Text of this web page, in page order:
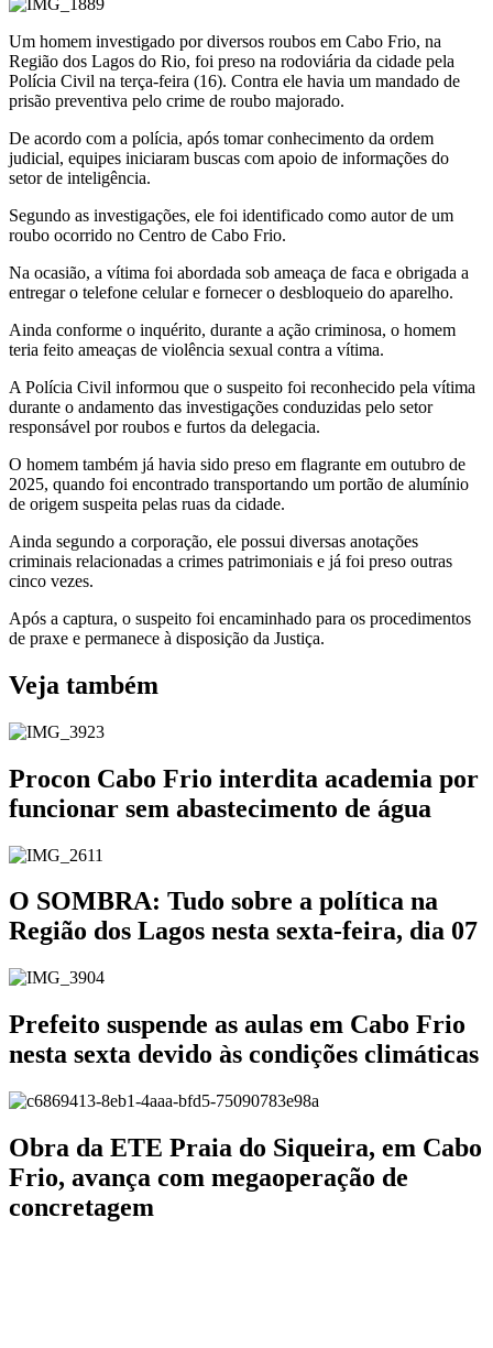
Um homem investigado por diversos roubos em Cabo Frio, na
Região dos Lagos do Rio, foi preso na rodoviária da cidade pela
Polícia Civil na terça-feira (16). Contra ele havia um mandado de
prisão preventiva pelo crime de roubo majorado.
De acordo com a polícia, após tomar conhecimento da ordem
judicial, equipes iniciaram buscas com apoio de informações do
setor de inteligência.
Segundo as investigações, ele foi identificado como autor de um
roubo ocorrido no Centro de Cabo Frio.
Na ocasião, a vítima foi abordada sob ameaça de faca e obrigada a
entregar o telefone celular e fornecer o desbloqueio do aparelho.
Ainda conforme o inquérito, durante a ação criminosa, o homem
teria feito ameaças de violência sexual contra a vítima.
A Polícia Civil informou que o suspeito foi reconhecido pela vítima
durante o andamento das investigações conduzidas pelo setor
responsável por roubos e furtos da delegacia.
O homem também já havia sido preso em flagrante em outubro de
2025, quando foi encontrado transportando um portão de alumínio
de origem suspeita pelas ruas da cidade.
Ainda segundo a corporação, ele possui diversas anotações
criminais relacionadas a crimes patrimoniais e já foi preso outras
cinco vezes.
Após a captura, o suspeito foi encaminhado para os procedimentos
de praxe e permanece à disposição da Justiça.
Veja também
Procon Cabo Frio interdita academia por
funcionar sem abastecimento de água
O SOMBRA: Tudo sobre a política na
Região dos Lagos nesta sexta-feira, dia 07
Prefeito suspende as aulas em Cabo Frio
nesta sexta devido às condições climáticas
Obra da ETE Praia do Siqueira, em Cabo
Frio, avança com megaoperação de
concretagem